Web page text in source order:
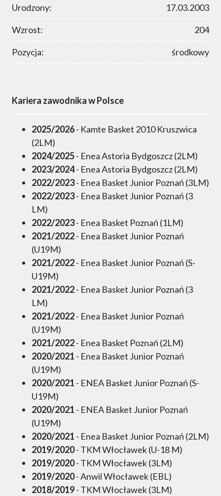
Urodzony: 17.03.2003
Wzrost: 204
Pozycja: środkowy
Kariera zawodnika w Polsce
2025/2026- Kamte Basket 2010 Kruszwica
(2LM)
2024/2025- Enea Astoria Bydgoszcz (2LM)
2023/2024- Enea Astoria Bydgoszcz (2LM)
2022/2023- Enea Basket Junior Poznań (3LM)
2022/2023- Enea Basket Junior Poznań (3
LM)
2022/2023- Enea Basket Poznań (1LM)
2021/2022- Enea Basket Junior Poznań
(U19M)
2021/2022- Enea Basket Junior Poznań (S-
U19M)
2021/2022- Enea Basket Junior Poznań (3
LM)
2021/2022- Enea Basket Junior Poznań
(U19M)
2021/2022- Enea Basket Poznań (2LM)
2020/2021 - Enea Basket Junior Poznań
(U19M)
2020/2021 - ENEA Basket Junior Poznań (S-
U19M)
2020/2021 - ENEA Basket Junior Poznań
(U19M)
2020/2021 - Enea Basket Junior Poznań (2LM)
2019/2020- TKM Włocławek (U-18 M)
2019/2020- TKM Włocławek (3LM)
2019/2020- Anwil Włocławek (EBL)
2018/2019- TKM Włocławek (3LM)